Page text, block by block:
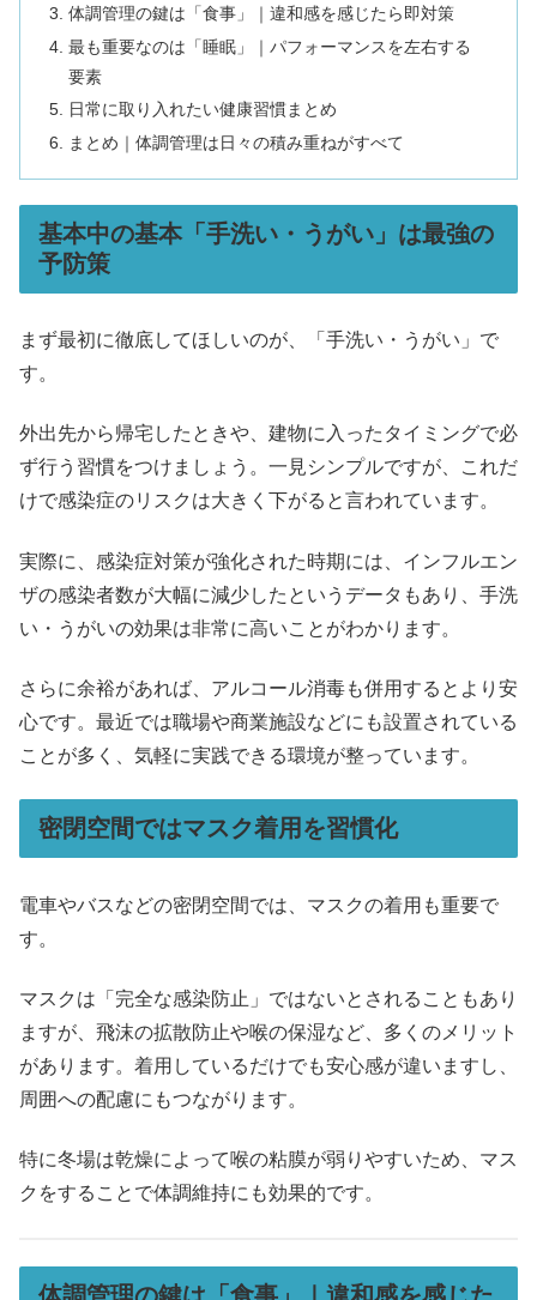
体調管理の鍵は「食事」｜違和感を感じたら即対策
最も重要なのは「睡眠」｜パフォーマンスを左右する
要素
日常に取り入れたい健康習慣まとめ
まとめ｜体調管理は日々の積み重ねがすべて
基本中の基本「手洗い・うがい」は最強の
予防策
まず最初に徹底してほしいのが、「手洗い・うがい」で
す。
外出先から帰宅したときや、建物に入ったタイミングで必
ず行う習慣をつけましょう。一見シンプルですが、これだ
けで感染症のリスクは大きく下がると言われています。
実際に、感染症対策が強化された時期には、インフルエン
ザの感染者数が大幅に減少したというデータもあり、手洗
い・うがいの効果は非常に高いことがわかります。
さらに余裕があれば、アルコール消毒も併用するとより安
心です。最近では職場や商業施設などにも設置されている
ことが多く、気軽に実践できる環境が整っています。
密閉空間ではマスク着用を習慣化
電車やバスなどの密閉空間では、マスクの着用も重要で
す。
マスクは「完全な感染防止」ではないとされることもあり
ますが、飛沫の拡散防止や喉の保湿など、多くのメリット
があります。着用しているだけでも安心感が違いますし、
周囲への配慮にもつながります。
特に冬場は乾燥によって喉の粘膜が弱りやすいため、マス
クをすることで体調維持にも効果的です。